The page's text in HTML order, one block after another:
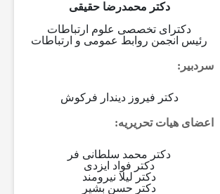
دکتر محمدرضا حقیقی
دکترای تخصصی علوم ارتباطات
رئیس انجمن روابط عمومی و ارتباطات
سردبیر :
دکتر فیروز دیندار فرکوش
اعضای هیات تحریریه:
دکتر محمد سلطانی فر
دکتر فواد ایزدی
دکتر لیلا نیرومند
دکتر حسن بشیر